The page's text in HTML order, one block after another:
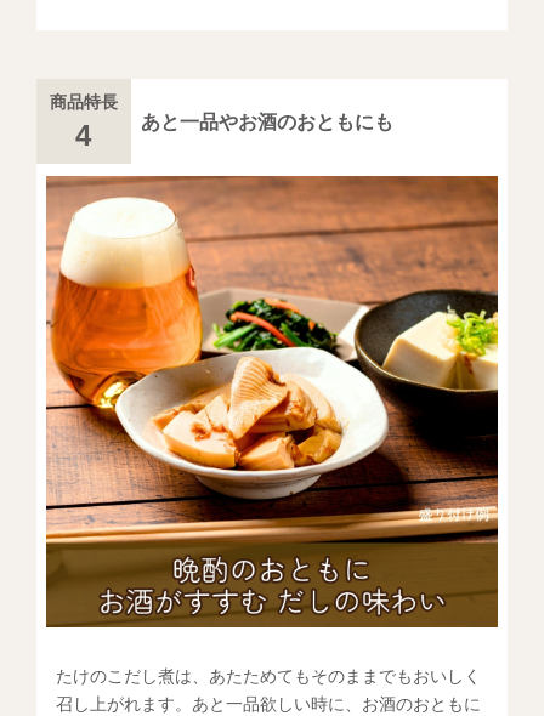
商品特長
4 あと一品やお酒のおともにも
たけのこだし煮は、あたためてもそのままでもおいしく
召し上がれます。あと一品欲しい時に、お酒のおともに